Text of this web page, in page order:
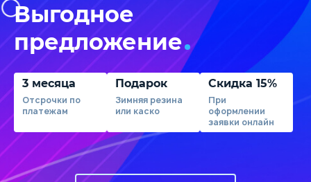
Выгодное
предложение
3 месяца
Отсрочки по
платежам
Подарок
Зимняя резина
или каско
Скидка 15%
При
оформлении
заявки онлайн